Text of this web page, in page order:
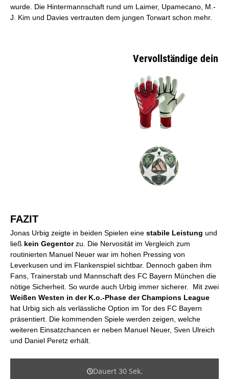
wurde. Die Hintermannschaft rund um Laimer, Upamecano, M.-
J. Kim und Davies vertrauten dem jungen Torwart schon mehr.
Vervollständige dein
FAZIT
Jonas Urbig zeigte in beiden Spielen eine stabile Leistung und
ließ kein Gegentorzu. Die Nervosität im Vergleich zum
routinierten Manuel Neuer war im hohen Pressing von
Leverkusen und im Flankenspiel sichtbar. Dennoch gaben ihm
Fans, Trainerstab und Mannschaft des FC Bayern München die
nötige Sicherheit. So wurde auch Urbig immer sicherer. Mit zwei
Weißen Westen in der K.o.-Phase der Champions League
hat Urbig sich als verlässliche Option im Tor des FC Bayern
präsentiert. Die kommenden Spiele werden zeigen, welche
weiteren Einsatzchancen er neben Manuel Neuer, Sven Ulreich
und Daniel Peretz erhält.